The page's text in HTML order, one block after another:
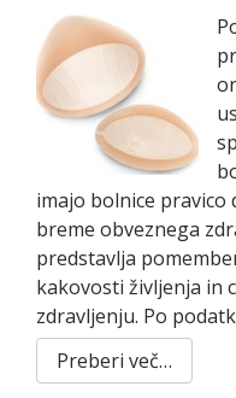
imajo bolnice pravico
breme obveznega
predstavlja
kakovosti življenja in
zdravljenju. Po
Preberi več…